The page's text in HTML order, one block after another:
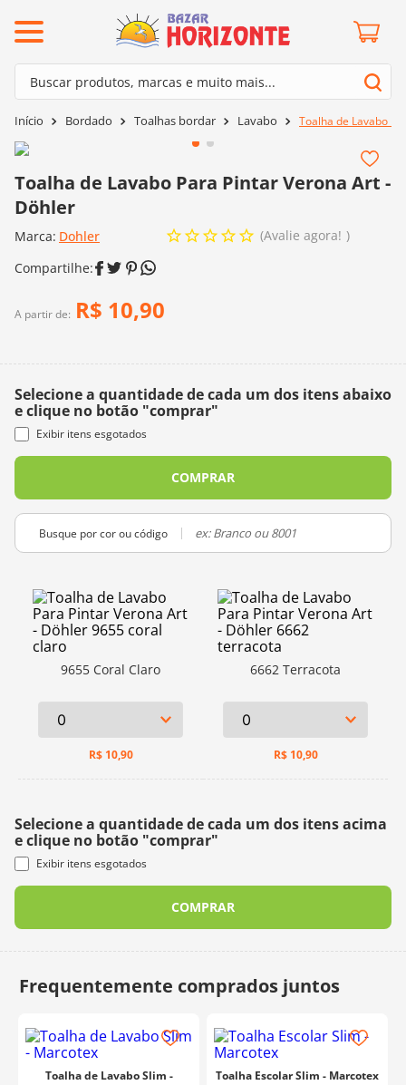
Buscar produtos, marcas e muito mais...
Bordado Toalhas bordar Lavabo Toalha de Lavabo
Toalha de Lavabo Para Pintar Verona Art -
Döhler
Marca: Dohler Avalie agora!
A partir de: R$ 10,90
Selecione a quantidade de cada um dos itens abaixo
e clique no botão "comprar"
Exibir itens esgotados
COMPRAR
Busque por cor ou código
9655 Coral Claro
R$ 10,90
6662 Terracota
R$ 10,90
Selecione a quantidade de cada um dos itens acima
e clique no botão "comprar"
Exibir itens esgotados
COMPRAR
Toalha de Lavabo Slim -
Toalha Escolar Slim - Marcotex
Termos mais buscados
3º kit amigurumi
4º agulha crochê
5º fio amigurumi
euroroma
9º charme
mais buscados
barroco
mollet
kit amigurumi
agulha crochê
fio amigurumi
batik